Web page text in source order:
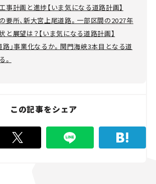
事計画と進捗【いま気になる道路計画】
要所、新大宮上尾道路。一部区間の2027年
と展望は？【いま気になる道路計画】
路」事業化なるか。関門海峡3本目となる道
。
この記事をシェア